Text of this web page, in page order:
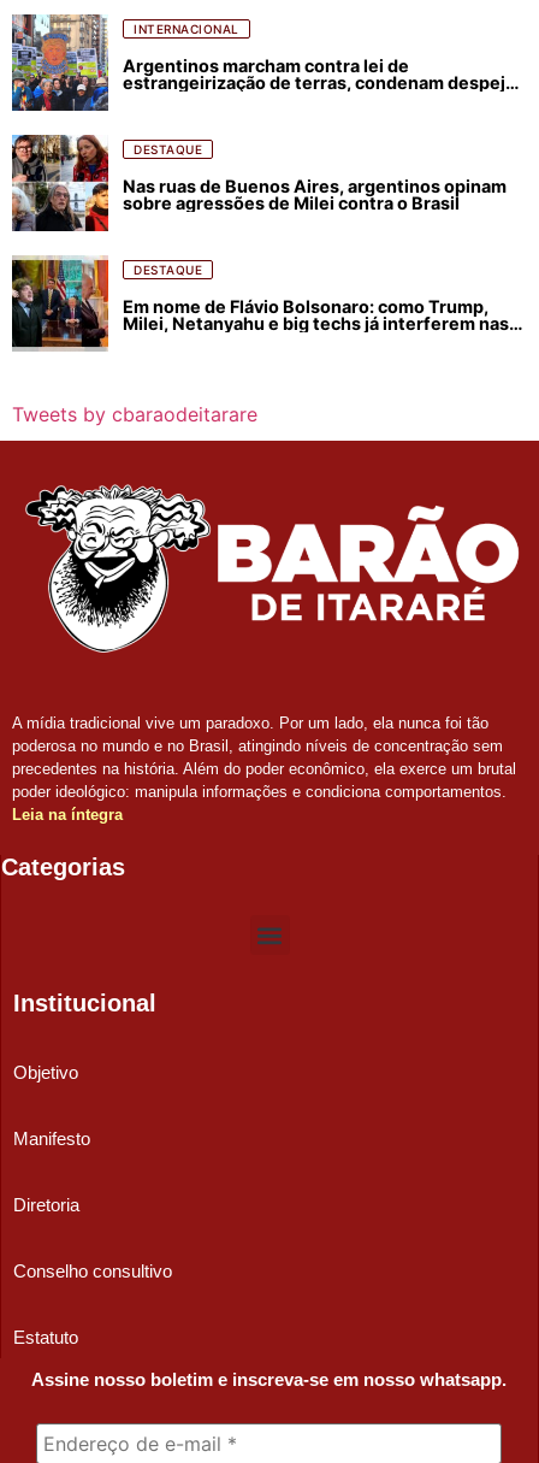
INTERNACIONAL
Argentinos marcham contra lei de
estrangeirização de terras, condenam despejos
DESTAQUE
Nas ruas de Buenos Aires, argentinos opinam
sobre agressões de Milei contra o Brasil
DESTAQUE
Em nome de Flávio Bolsonaro: como Trump,
Milei, Netanyahu e big techs já interferem nas
Tweets by cbaraodeitarare
A mídia tradicional vive um paradoxo. Por um lado, ela nunca foi tão
poderosa no mundo e no Brasil, atingindo níveis de concentração sem
precedentes na história. Além do poder econômico, ela exerce um brutal
poder ideológico: manipula informações e condiciona comportamentos.
Leia na íntegra
Categorias
Institucional
Objetivo
Manifesto
Diretoria
Conselho consultivo
Estatuto
Assine nosso boletim e inscreva-se em nosso whatsapp.